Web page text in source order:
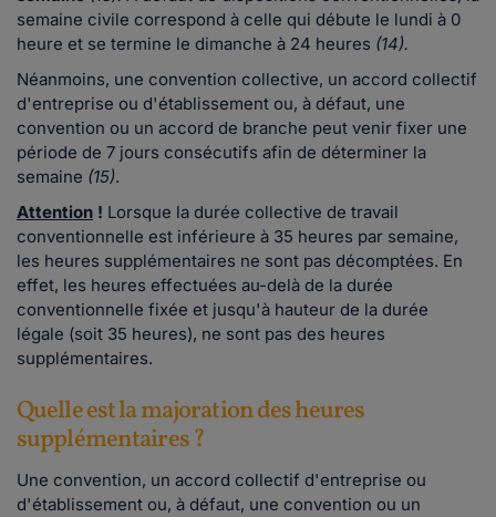
semaine civile correspond à celle qui débute le lundi à 0
heure et se termine le dimanche à 24 heures (14).
Néanmoins, une convention collective, un accord collectif
d'entreprise ou d'établissement ou, à défaut, une
convention ou un accord de branche peut venir fixer une
période de 7 jours consécutifs afin de déterminer la
semaine (15).
Attention ! Lorsque la durée collective de travail
conventionnelle est inférieure à 35 heures par semaine,
les heures supplémentaires ne sont pas décomptées. En
effet, les heures effectuées au-delà de la durée
conventionnelle fixée et jusqu'à hauteur de la durée
légale (soit 35 heures), ne sont pas des heures
supplémentaires.
Quelle est la majoration des heures
supplémentaires ?
Une convention, un accord collectif d'entreprise ou
d'établissement ou, à défaut, une convention ou un